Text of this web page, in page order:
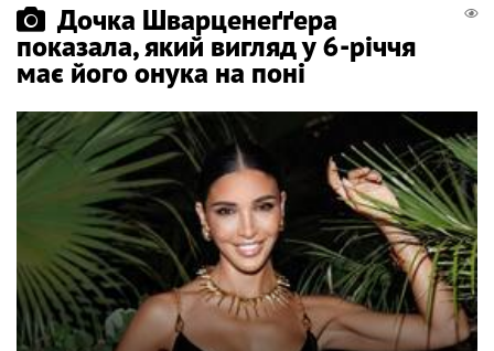
Дочка Шварценеґґера
показала, який вигляд у 6-річчя
має його онука на поні